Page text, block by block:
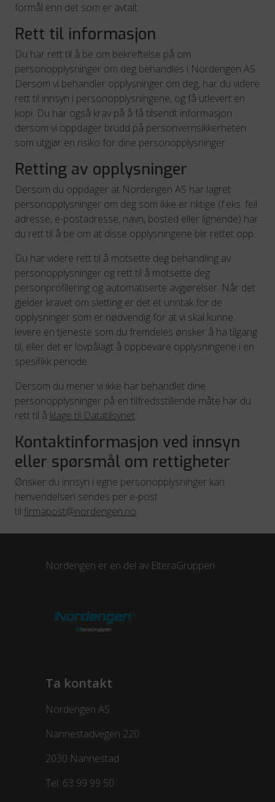
formål enn det som er avtalt
Rett til informasjon
Du har rett til å be om bekreftelse på om
personopplysninger om deg behandles i Nordengen AS.
Dersom vi behandler opplysninger om deg, har du videre
rett til innsyn i personopplysningene, og få utlevert en
kopi. Du har også krav på å få tilsendt informasjon
dersom vi oppdager brudd på personvernsikkerheten
som utgjør en risiko for dine personopplysninger.
Retting av opplysninger
Dersom du oppdager at Nordengen AS har lagret
personopplysninger om deg som ikke er riktige (f.eks. feil
adresse, e-postadresse, navn, bosted eller lignende) har
du rett til å be om at disse opplysningene blir rettet opp.
Du har videre rett til å motsette deg behandling av
personopplysninger og rett til å motsette deg
personprofilering og automatiserte avgjørelser. Når det
gjelder kravet om sletting er det et unntak for de
opplysninger som er nødvendig for at vi skal kunne
levere en tjeneste som du fremdeles ønsker å ha tilgang
til, eller det er lovpålagt å oppbevare opplysningene i en
spesifikk periode.
Dersom du mener vi ikke har behandlet dine
personopplysninger på en tilfredsstillende måte har du
rett til å klage til Datatilsynet.
Kontaktinformasjon ved innsyn
eller spørsmål om rettigheter
Ønsker du innsyn i egne personopplysninger kan
henvendelsen sendes per e-post
til firmapost@nordengen.no.
Nordengen er en del av ElteraGruppen
Ta kontakt
Nordengen AS
Nannestadvegen 220
2030 Nannestad
Tel: 63 99 99 50